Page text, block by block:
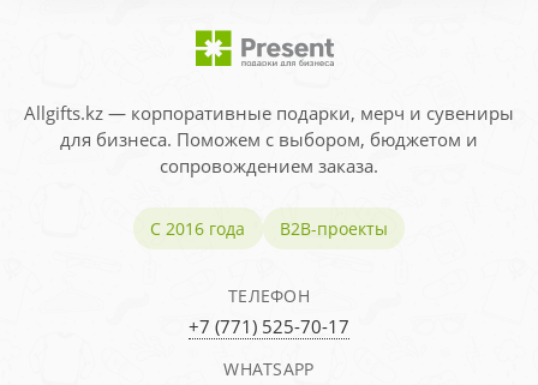
Allgifts.kz — корпоративные подарки, мерч и сувениры
для бизнеса. Поможем с выбором, бюджетом и
сопровождением заказа.
С 2016 года B2B-проекты
ТЕЛЕФОН
+7 (771) 525-70-17
WHATSAPP